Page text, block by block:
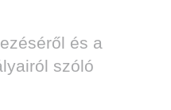
és a
szóló